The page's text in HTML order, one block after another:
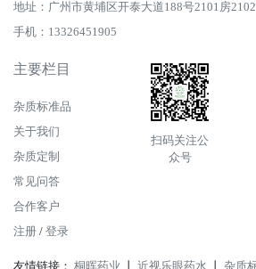
地址：广州市黄埔区开泰大道188号2101房2102
手机：13326451905
主要栏目
杂质标准品
关于我们
杂质定制
常见问答
合作客户
注册 / 登录
扫码关注公
众号